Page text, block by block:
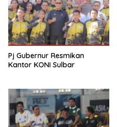
Pj Gubernur Resmikan
Kantor KONI Sulbar